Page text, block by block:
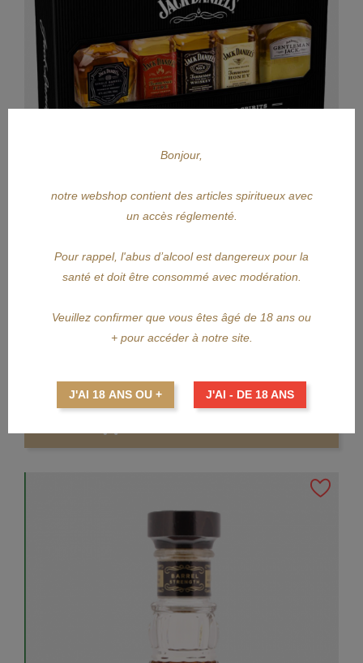
APERÇU RAPIDE
22,25 €Prix
Bonjour,
notre webshop contient des articles spiritueux avec
un accès réglementé.
Pour rappel, l'abus d’alcool est dangereux pour la
santé et doit être consommé avec modération.
Veuillez confirmer que vous êtes âgé de 18 ans ou
+ pour accéder à notre site.
J'AI 18 ANS OU + J'AI - DE 18 ANS